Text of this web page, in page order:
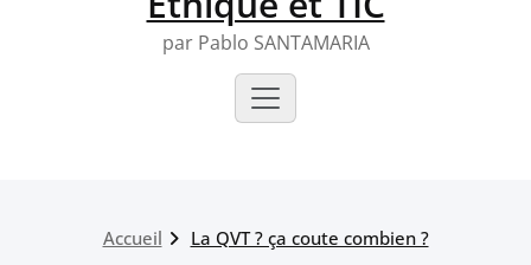
par Pablo SANTAMARIA
Accueil La QVT ? ça coute combien ?